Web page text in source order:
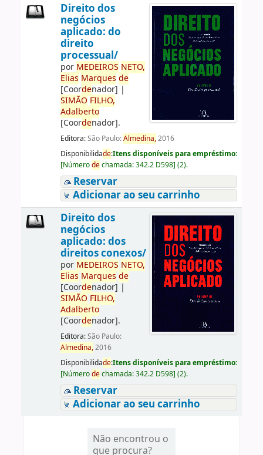
Direito dos
negócios
aplicado: do
direito
processual/
por MEDEIROS NETO,
Elias Marques de
[Coordenador] |
SIMÃO FILHO,
Adalberto
[Coordenador].
Editora:São Paulo:Almedina,2016
Disponibilidade:Itens disponíveis para empréstimo:
[Númerodechamada:342.2 D598] (2).
Reservar
Adicionar ao seu carrinho
Direito dos
negócios
aplicado: dos
direitos conexos/
por MEDEIROS NETO,
Elias Marques de
[Coordenador] |
SIMÃO FILHO,
Adalberto
[Coordenador].
Editora:São Paulo:
Almedina,2016
Disponibilidade:Itens disponíveis para empréstimo:
[Númerodechamada:342.2 D598] (2).
Reservar
Adicionar ao seu carrinho
Não encontrou o
que procura?